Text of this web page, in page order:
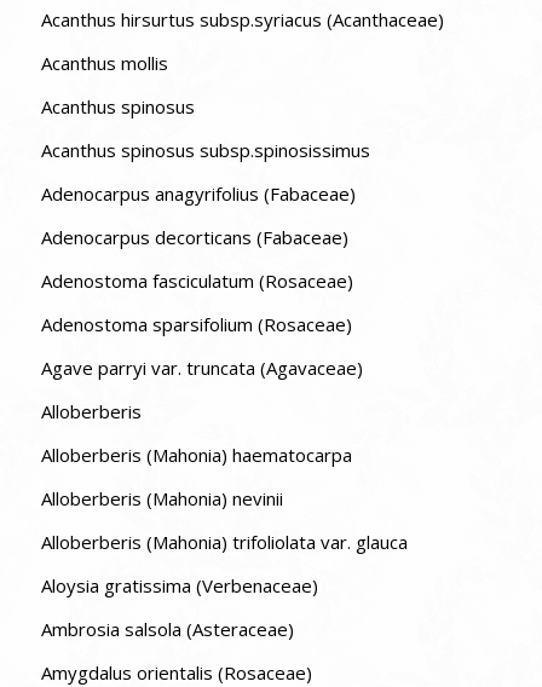
Acanthus hirsurtus subsp.syriacus (Acanthaceae)
Acanthus mollis
Acanthus spinosus
Acanthus spinosus subsp.spinosissimus
Adenocarpus anagyrifolius (Fabaceae)
Adenocarpus decorticans (Fabaceae)
Adenostoma fasciculatum (Rosaceae)
Adenostoma sparsifolium (Rosaceae)
Agave parryi var. truncata (Agavaceae)
Alloberberis
Alloberberis (Mahonia) haematocarpa
Alloberberis (Mahonia) nevinii
Alloberberis (Mahonia) trifoliolata var. glauca
Aloysia gratissima (Verbenaceae)
Ambrosia salsola (Asteraceae)
Amygdalus orientalis (Rosaceae)